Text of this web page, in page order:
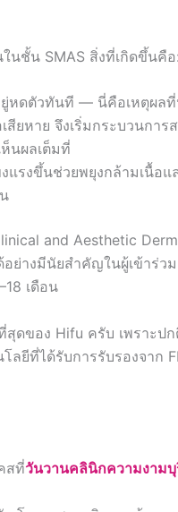
นชั้น SMAS สิ่งที่เกิดขึ้นคือ:
ยู่หดตัวทันที — นี่คือเหตุผล
เสียหาย จึงเริ่มกระบวนกา
นผลเต็มที่
แรงขึ้นช่วยพยุงกล้ามเนื้
and Aesthetic
ย่างมีนัยสำคัญในผู้เข้าร่
เดือน
ดของ Hifu ครับ เพราะป
โลยีที่ได้รับการรับรองจา
สที่วันวานคลินิกความงาม